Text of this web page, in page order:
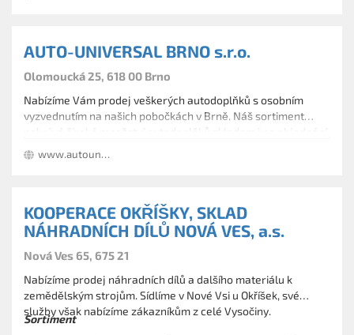
AUTO-UNIVERSAL BRNO s.r.o.
Olomoucká 25, 618 00 Brno
Nabízíme Vám prodej veškerých autodoplňků s osobním
vyzvednutím na našich pobočkách v Brně. Náš sortiment
pokrývá široké množství autodoplňků skladem i na objednání
jako jsou například motorové oleje, vany do kufru,
autopotahy, autobaterie, autokosmetika, střešní boxy, tažná
www.autouniversal.cz
KOOPERACE OKŘÍŠKY, SKLAD
NÁHRADNÍCH DÍLŮ NOVÁ VES, a.s.
Nová Ves 65, 675 21
Nabízíme prodej náhradních dílů a dalšího materiálu k
zemědělským strojům. Sídlíme v Nové Vsi u Okříšek, své
služby však nabízíme zákazníkům z celé Vysočiny.
Sortiment